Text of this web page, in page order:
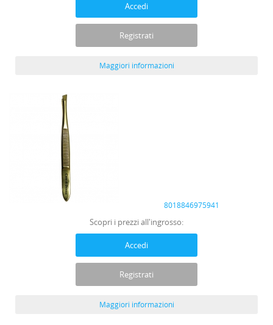
Accedi
Registrati
Maggiori informazioni
8018846975941
Scopri i prezzi all'ingrosso:
Accedi
Registrati
Maggiori informazioni